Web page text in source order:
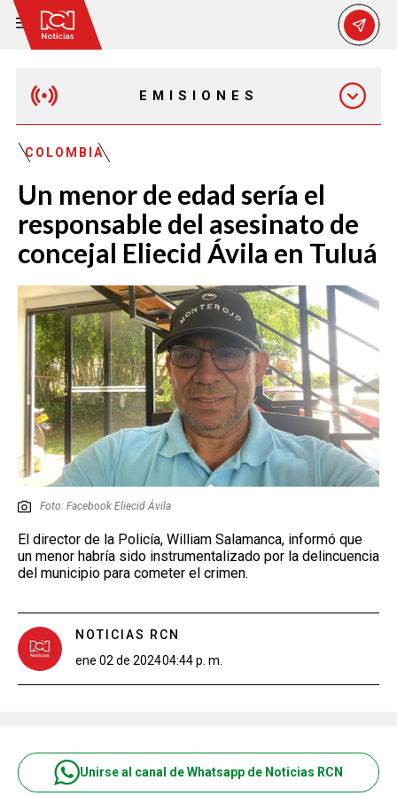
EMISIONES
EMISIÓN 7:00 PM
COLOMBIA
Un menor de edad sería el
responsable del asesinato de
concejal Eliecid Ávila en Tuluá
Foto: Facebook Eliecid Ávila
El director de la Policía, William Salamanca, informó que
un menor habría sido instrumentalizado por la delincuencia
del municipio para cometer el crimen.
NOTICIAS RCN
ene 02 de 202404:44 p. m.
Unirse al canal de Whatsapp de Noticias RCN